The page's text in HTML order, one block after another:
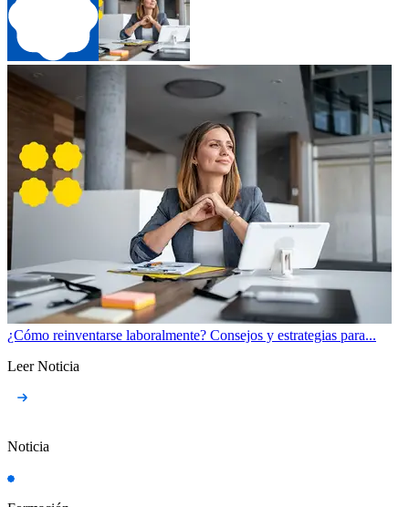
¿Cómo reinventarse laboralmente? Consejos y estrategias para...
Leer Noticia
Noticia